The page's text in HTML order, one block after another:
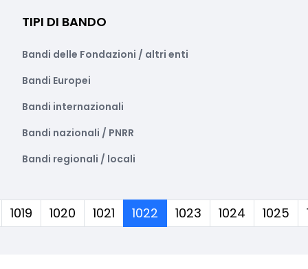
TIPI DI BANDO
Bandi delle Fondazioni / altri enti
Bandi Europei
Bandi internazionali
Bandi nazionali / PNRR
Bandi regionali / locali
1019 1020 1021 1022 (corrente)
1023 1024 1025